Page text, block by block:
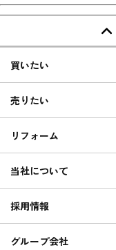
買いたい
売りたい
リフォーム
当社について
採用情報
グループ会社